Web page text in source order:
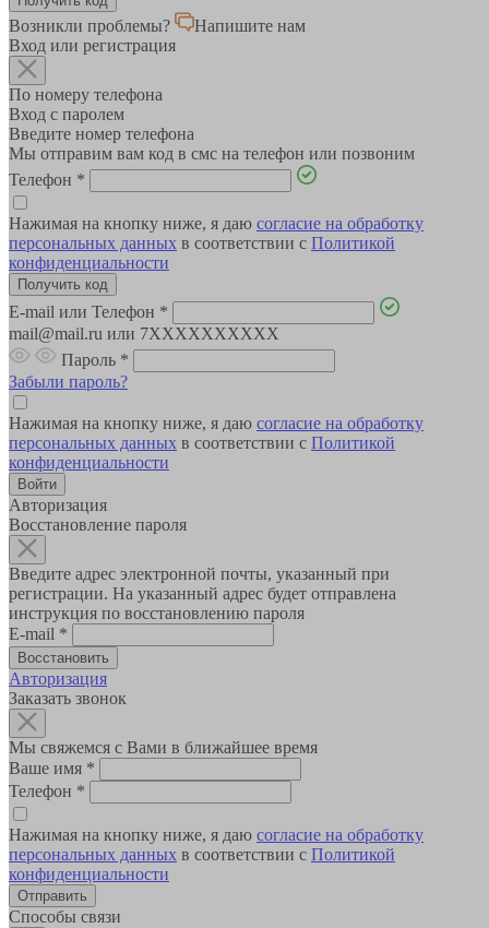
Возникли проблемы?
Напишите нам
Вход или регистрация
По номеру телефона
Вход с паролем
Введите номер телефона
Мы отправим вам код в смс на телефон или позвоним
Телефон *
Нажимая на кнопку ниже, я даю согласие на обработку
персональных данных в соответствии с Политикой
конфиденциальности
E-mail или Телефон *
mail@mail.ru или 7XXXXXXXXXX
Пароль *
Забыли пароль?
Нажимая на кнопку ниже, я даю согласие на обработку
персональных данных в соответствии с Политикой
конфиденциальности
Авторизация
Восстановление пароля
Введите адрес электронной почты, указанный при
регистрации. На указанный адрес будет отправлена
инструкция по восстановлению пароля
E-mail *
Авторизация
Заказать звонок
Мы свяжемся с Вами в ближайшее время
Ваше имя *
Телефон *
Нажимая на кнопку ниже, я даю согласие на обработку
персональных данных в соответствии с Политикой
конфиденциальности
Способы связи